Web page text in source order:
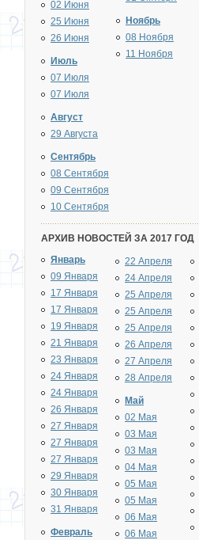
02 Июня
25 Июня
26 Июня
Июль
07 Июля
07 Июля
Август
29 Августа
Сентябрь
08 Сентября
09 Сентября
10 Сентября
Ноябрь
08 Ноября
11 Ноября
АРХИВ НОВОСТЕЙ ЗА 2017 ГОД
Январь
09 Января
17 Января
17 Января
19 Января
21 Января
23 Января
24 Января
24 Января
26 Января
27 Января
27 Января
27 Января
29 Января
30 Января
31 Января
Февраль
22 Апреля
24 Апреля
25 Апреля
25 Апреля
25 Апреля
26 Апреля
27 Апреля
28 Апреля
Май
02 Мая
03 Мая
03 Мая
04 Мая
05 Мая
05 Мая
06 Мая
06 Мая